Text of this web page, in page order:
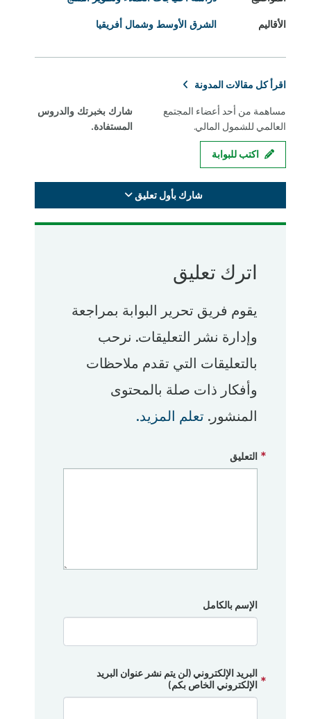
الأقاليم
الشرق الأوسط وشمال أفريقيا
اقرأ كل مقالات المدونة
مساهمة من أحد أعضاء المجتمع
العالمي للشمول المالي.
شارك بخبرتك والدروس
المستفادة.
اكتب للبوابة
شارك بأول تعليق
اترك تعليق
يقوم فريق تحرير البوابة بمراجعة
وإدارة نشر التعليقات. نرحب
بالتعليقات التي تقدم ملاحظات
وأفكار ذات صلة بالمحتوى
المنشور.تعلم المزيد.
التعليق
الإسم بالكامل
البريد الإلكتروني (لن يتم نشر عنوان البريد
الإلكتروني الخاص بكم)